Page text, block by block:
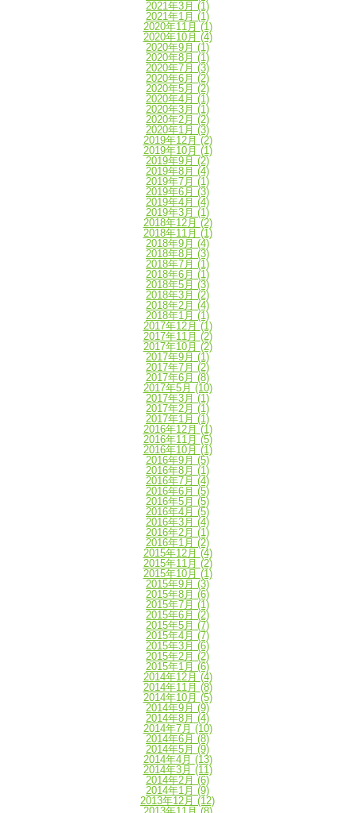
2021年3月 (1)
2021年1月 (1)
2020年11月 (1)
2020年10月 (4)
2020年9月 (1)
2020年8月 (1)
2020年7月 (3)
2020年6月 (2)
2020年5月 (2)
2020年4月 (1)
2020年3月 (1)
2020年2月 (2)
2020年1月 (3)
2019年12月 (2)
2019年10月 (1)
2019年9月 (2)
2019年8月 (4)
2019年7月 (1)
2019年6月 (3)
2019年4月 (4)
2019年3月 (1)
2018年12月 (2)
2018年11月 (1)
2018年9月 (4)
2018年8月 (3)
2018年7月 (1)
2018年6月 (1)
2018年5月 (3)
2018年3月 (2)
2018年2月 (4)
2018年1月 (1)
2017年12月 (1)
2017年11月 (2)
2017年10月 (2)
2017年9月 (1)
2017年7月 (2)
2017年6月 (8)
2017年5月 (10)
2017年3月 (1)
2017年2月 (1)
2017年1月 (1)
2016年12月 (1)
2016年11月 (5)
2016年10月 (1)
2016年9月 (5)
2016年8月 (1)
2016年7月 (4)
2016年6月 (5)
2016年5月 (5)
2016年4月 (5)
2016年3月 (4)
2016年2月 (1)
2016年1月 (2)
2015年12月 (4)
2015年11月 (2)
2015年10月 (1)
2015年9月 (3)
2015年8月 (6)
2015年7月 (1)
2015年6月 (2)
2015年5月 (7)
2015年4月 (7)
2015年3月 (6)
2015年2月 (2)
2015年1月 (6)
2014年12月 (4)
2014年11月 (8)
2014年10月 (5)
2014年9月 (9)
2014年8月 (4)
2014年7月 (10)
2014年6月 (8)
2014年5月 (9)
2014年4月 (13)
2014年3月 (11)
2014年2月 (6)
2014年1月 (9)
2013年12月 (12)